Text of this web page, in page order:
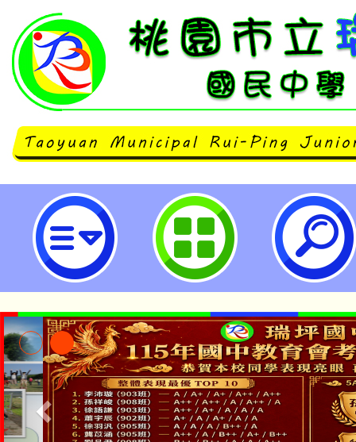
主旨： 轉知臺北市立文獻館辦理
展，請鼓勵貴校師生踴躍參加-桃